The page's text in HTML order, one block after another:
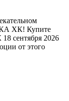
ХК! Купите
сентября 2026
от этого